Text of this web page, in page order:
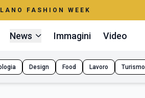
FASHION WEEK
News Immagini Video
Design Food Lavoro Turismo